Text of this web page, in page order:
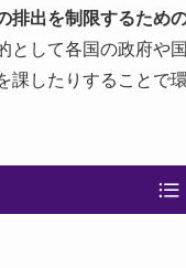
排出を制限するため
として各国の政府や
したりすることで